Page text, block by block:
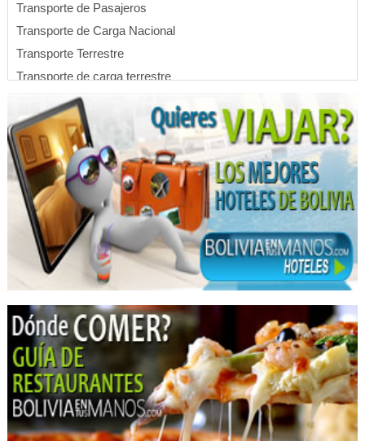
Transporte de Pasajeros
Transporte de Carga Nacional
Transporte Terrestre
Transporte de carga terrestre
Transporte Larga Distancia
Agencias de Transportes
Transporte Turístico
Almuerzo Familiar
Carnes a la Parrilla
Comida Nacional
Platos típicos
Restaurantes
Restaurantes: Comida Criolla
Fabricas de Muebles
Industria de Muebles
Muebles para Dormitorio
Muebles para niños
Mueblerías
Muebles de Oficina